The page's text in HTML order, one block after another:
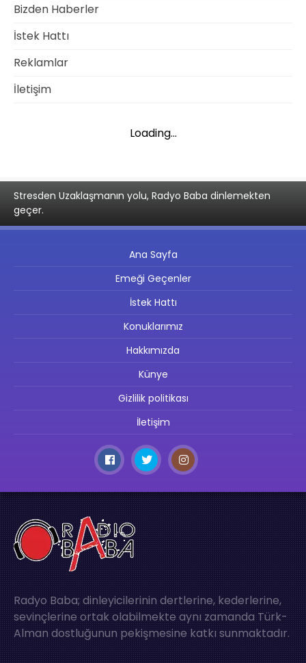
Bizden Haberler
İstek Hattı
Reklamlar
İletişim
Loading...
Stresden Uzaklaşmanın yolu, Radyo Baba dinlemekten
geçer.
Ana Sayfa
Emeği Geçenler
İstek Hattı
Konuklarımız
Hakkımızda
Künye
Gizlilik politikası
İletişim
Radyo Baba; dinleyicilerinin dertlerine, kederlerine,
sevinçlerine ortak olabilmekte aynı zamanda Türk-
Alman dostluğunun pekişmesine katkı sunmaktadır.